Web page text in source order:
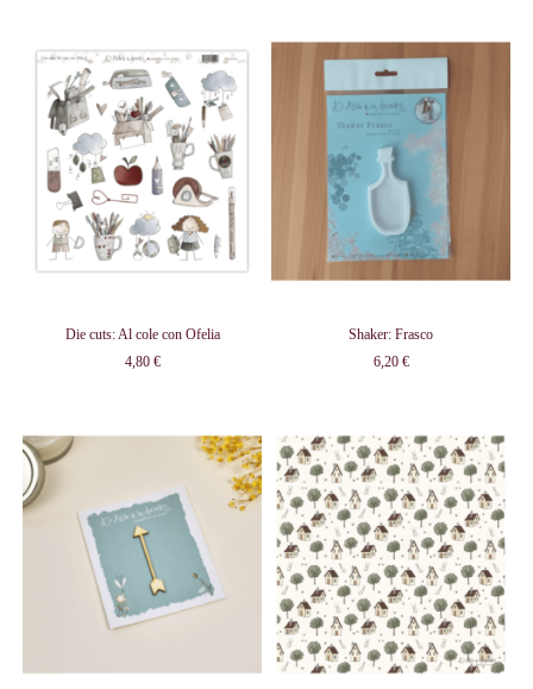
Die cuts: Al cole con Ofelia
4,80 €
Shaker: Frasco
6,20 €